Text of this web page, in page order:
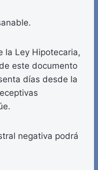
la Ley Hipotecaria,
este documento
días desde la
negativa podrá